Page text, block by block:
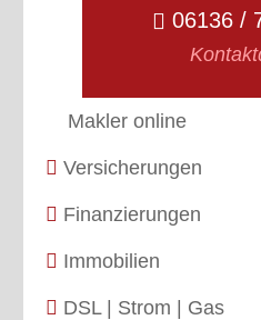
06136 /
Makler online
Versicherungen
Finanzierungen
Immobilien
DSL | Strom | Gas